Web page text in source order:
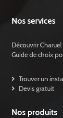
Nos services
Découvrir Charuel
Guide de choix
Trouver un
Devis gratuit
Nos produits